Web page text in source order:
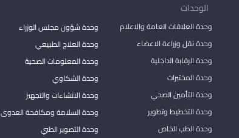
الوحدات
وحدة العلاقات العامة والاعلام
وحدة نقل وزراعة الاعضاء
وحدة الرقابة الداخلية
وحدة المختبرات
وحدة التأمين الصحي
وحدة التخطيط وتطوير
وحدة الطب الخاص
وحدة شؤون مجلس الوزراء
وحدة العلاج الطبيعي
وحدة المعلومات الصحية
وحدة الشكاوي
وحدة الانشاءات والتجهيز
وحدة السلامة ومكافحة العدوى
وحدة التصوير الطبي